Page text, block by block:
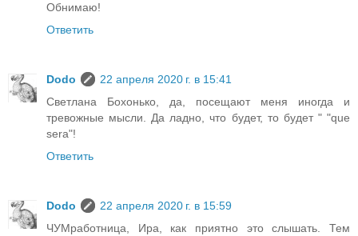
Обнимаю!
Ответить
Dodo
22 апреля 2020 г. в 15:41
Светлана Бохонько, да, посещают меня иногда и
тревожные мысли. Да ладно, что будет, то будет " "que
sera"!
Ответить
Dodo
22 апреля 2020 г. в 15:59
ЧУМработница, Ира, как приятно это слышать. Тем